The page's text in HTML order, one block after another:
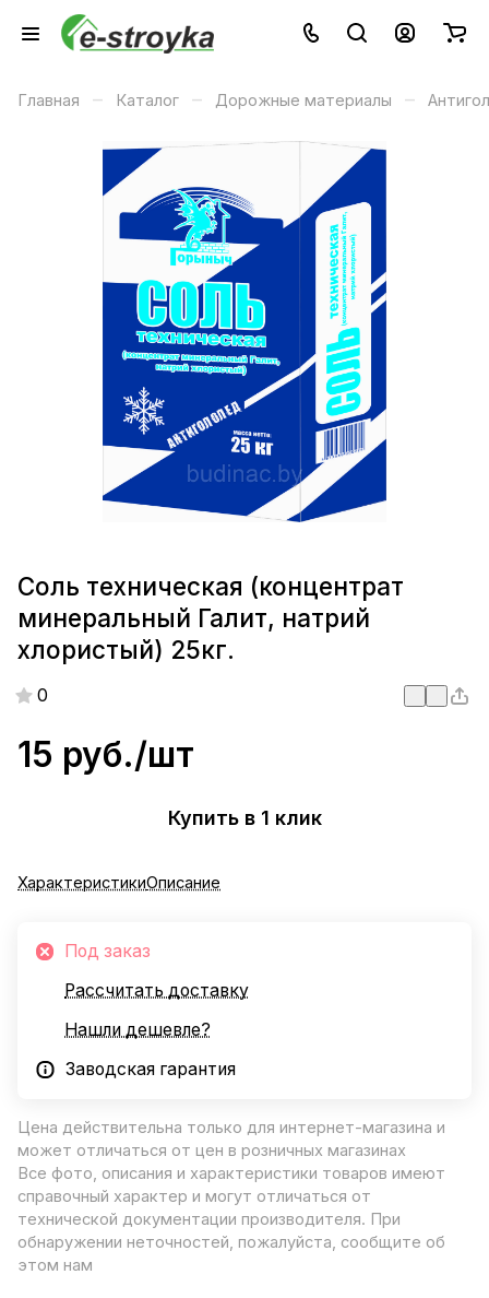
Главная – Каталог – Дорожные материалы –
Соль техническая (концентрат
минеральный Галит, натрий
хлористый) 25кг.
0
15 руб./шт
Купить в 1 клик
ХарактеристикиОписание
Под заказ
Рассчитать доставку
Нашли дешевле?
Заводская гарантия
Цена действительна только для интернет-магазина и
может отличаться от цен в розничных магазинах
Все фото, описания и характеристики товаров имеют
справочный характер и могут отличаться от
технической документации производителя. При
обнаружении неточностей, пожалуйста, сообщите об
этом нам